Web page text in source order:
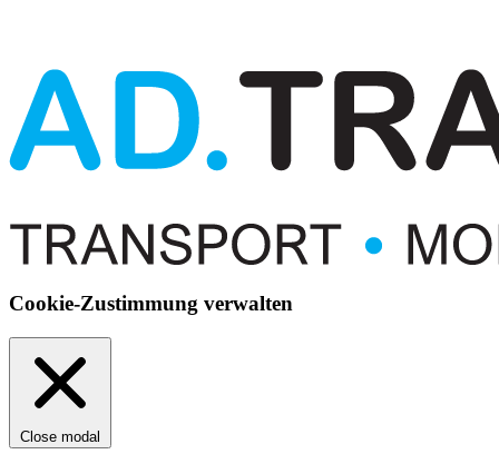
Cookie-Zustimmung verwalten
Close modal